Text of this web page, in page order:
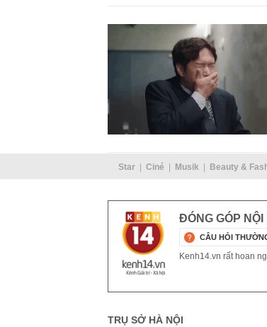
Star Ciné Musik Beauty &
ĐÓNG GÓP NỘI
CÂU HỎI
Kenh14.vn rất hoan
TRỤ SỞ HÀ NỘI